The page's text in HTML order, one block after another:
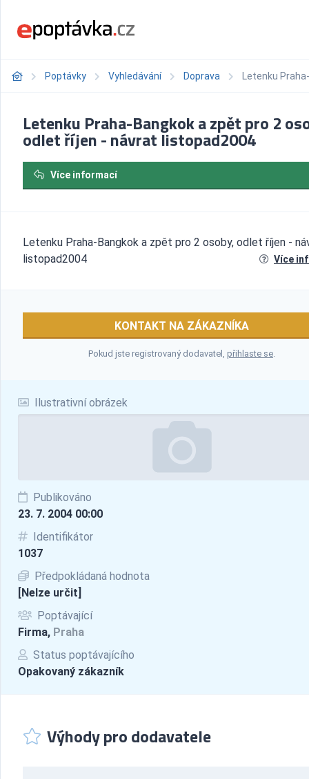
Poptávky Vyhledávání Doprava Letenku
Ilustrativní obrázek
Publikováno
23. 7. 2004 00:00
Identifikátor
1037
Předpokládaná hodnota
[Nelze určit]
Poptávající
Firma, Praha
Status poptávajícího
Opakovaný zákazník
Letenku Praha-Bangkok a zpět pro 2
odlet říjen - návrat listopad2004
Více informací
Letenku Praha-Bangkok a zpět pro 2 osoby, odlet říjen -
listopad2004
Více
KONTAKT NA ZÁKAZNÍKA
Pokud jste registrovaný dodavatel, přihlaste se.
Výhody pro dodavatele